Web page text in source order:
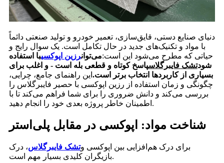
دنیای صنایع دستی، قایق‌سازی، تعمیر خودرو و تولید صنعتی دائماً
با مواد و تکنیک‌های جدید در حال تکامل است. یک سوال رایج و
حیاتی که مطرح می‌شود این است:می‌توانرزین اپوکسیبا استفاده
شودتشک فایبرگلاسپاسخ کوتاه و قطعی بله است - و اغلب برای
بسیاری از کاربردها انتخاب برتر است. این راهنمای جامع، چرایی،
چگونگی و زمان استفاده از رزین اپوکسی با حصیر فایبرگلاس را
بررسی می‌کند و دانش ضروری را برای شما فراهم می‌کند تا با
اطمینان خاطر پروژه بعدی خود را انجام دهید.
شناخت مواد: اپوکسی در مقابل پلی‌استر
برای درک هم‌افزایی بین اپوکسی وتشک فایبرگلاس، درک
بازیگران کلیدی بسیار مهم است.